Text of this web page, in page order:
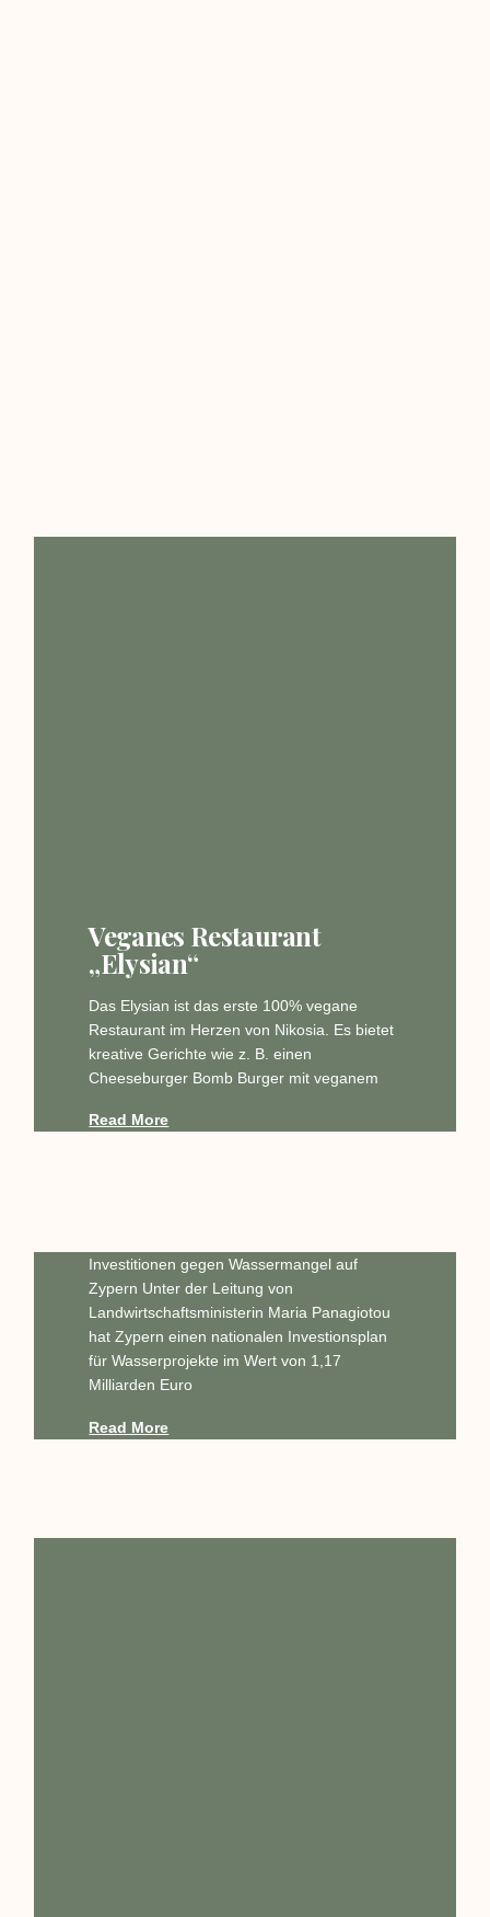
Veganes Restaurant
„Elysian“
Das Elysian ist das erste 100% vegane
Restaurant im Herzen von Nikosia. Es bietet
kreative Gerichte wie z. B. einen
Cheeseburger Bomb Burger mit veganem
Read More
Investitionen gegen Wassermangel auf
Zypern Unter der Leitung von
Landwirtschaftsministerin Maria Panagiotou
hat Zypern einen nationalen Investionsplan
für Wasserprojekte im Wert von 1,17
Milliarden Euro
Read More